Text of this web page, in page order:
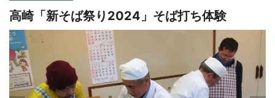
高崎「新そば祭り2024」そば打ち体験